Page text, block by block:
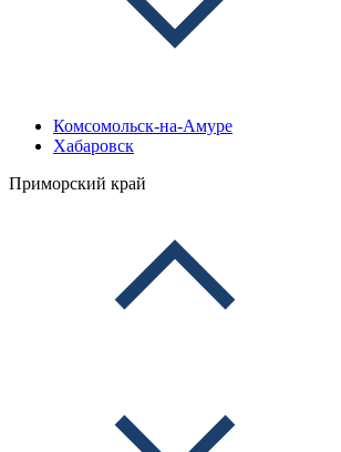
Комсомольск-на-Амуре
Хабаровск
Приморский край